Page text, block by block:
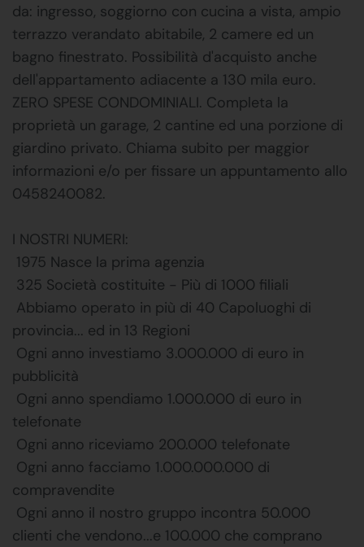
da: ingresso, soggiorno con cucina a vista, ampio
terrazzo verandato abitabile, 2 camere ed un
bagno finestrato. Possibilità d'acquisto anche
dell'appartamento adiacente a 130 mila euro.
ZERO SPESE CONDOMINIALI. Completa la
proprietà un garage, 2 cantine ed una porzione di
giardino privato. Chiama subito per maggior
informazioni e/o per fissare un appuntamento allo
0458240082.
I NOSTRI NUMERI:
 1975 Nasce la prima agenzia
 325 Società costituite - Più di 1000 filiali
 Abbiamo operato in più di 40 Capoluoghi di
provincia... ed in 13 Regioni
 Ogni anno investiamo 3.000.000 di euro in
pubblicità
 Ogni anno spendiamo 1.000.000 di euro in
telefonate
 Ogni anno riceviamo 200.000 telefonate
 Ogni anno facciamo 1.000.000.000 di
compravendite
 Ogni anno il nostro gruppo incontra 50.000
clienti che vendono...e 100.000 che comprano